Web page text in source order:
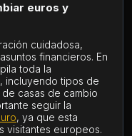
euros y
cuidadosa,
financieros. En
toda la
incluyendo tipos de
casas de cambio
seguir la
, ya que esta
visitantes europeos.